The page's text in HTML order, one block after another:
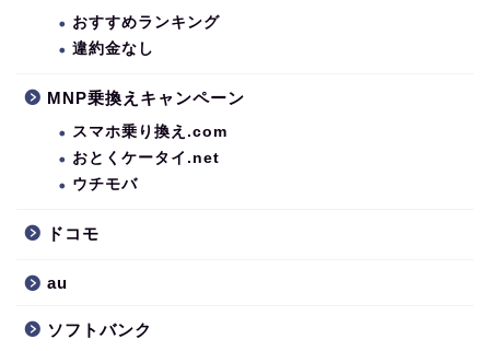
おすすめランキング
違約金なし
MNP乗換えキャンペーン
スマホ乗り換え.com
おとくケータイ.net
ウチモバ
ドコモ
au
ソフトバンク